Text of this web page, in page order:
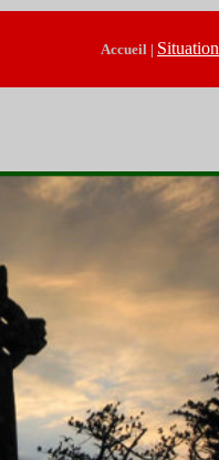
Accueil | Situation